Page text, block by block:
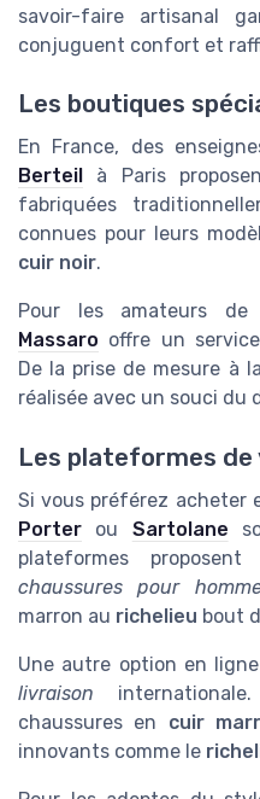
savoir-faire artisanal
conjuguent confort et
Les boutiques
En France, des
Berteil
à Paris
fabriquées
connues pour leurs
cuir noir.
Pour les amateurs de
Massaro offre un
De la prise de mesure à
réalisée avec un souci du
Les plateformes de
Si vous préférez acheter
Porter ou Sartolane
plateformes
chaussures pour
marron au richelieu bout
Une autre option en
livraison
chaussures en cuir
innovants comme le